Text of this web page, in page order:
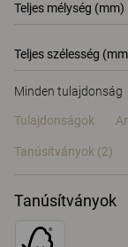
Teljes mélység (mm)
Teljes szélesség
Minden tulajdonság
Tulajdonságok
Tanúsítványok (2)
Tanúsítványok